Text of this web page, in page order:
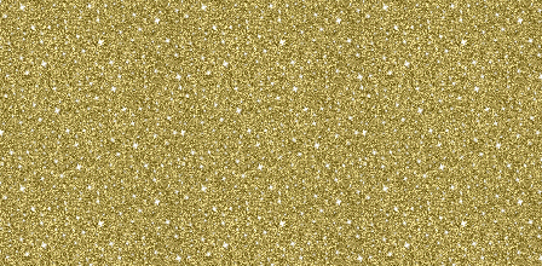
der Zeit des Zweiten Weltkrieges
verschwand diese Rasse fast aus allen
LÃ¤ndern und erst im Jahre 1962
hergestellt und offiziell vom englischen
Kennel-Club anerkannt.
Beschreibung der Rasse